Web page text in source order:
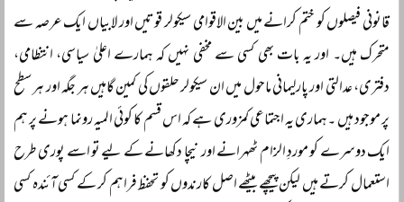
قانونی فیصلوں کو ختم کرانے میں بین الاقوامی سیکولر قوتیں اور لابیاں ایک عرصہ سے
متحرک ہیں۔ اور یہ بات بھی کسی سے مخفی نہیں کہ ہمارے اعلیٰ سیاسی، انتظامی،
دفتری، عدالتی اور پارلیمانی ماحول میں ان سیکولر حلقوں کی کمین گاہیں ہر جگہ اور ہر سطح
پر موجود ہیں ۔ہماری یہ اجتماعی کمزوری ہے کہ اس قسم کا کوئی المیہ رونما ہونے پر ہم
ایک دوسرے کو موردِ الزام ٹھہرانے اور نیچا دکھانے کے لیے تو اسے پوری طرح
استعمال کرتے ہیں لیکن پیچھے بیٹھے اصل کارندوں کو تحفظ فراہم کر کے کسی آئندہ کسی